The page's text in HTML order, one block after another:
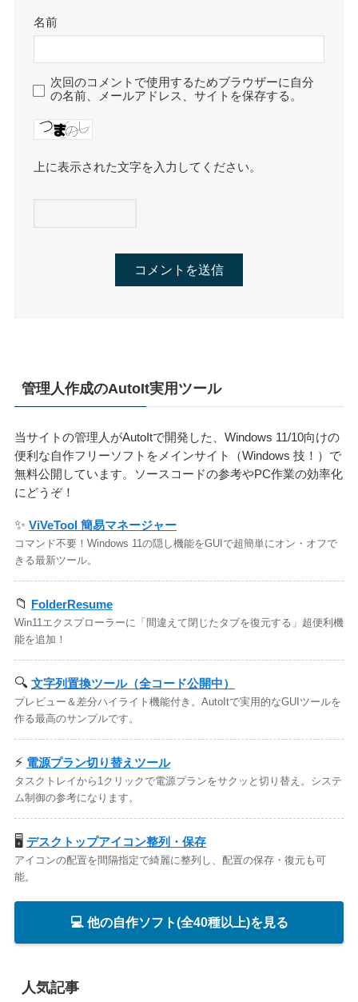
名前
次回のコメントで使用するためブラウザーに自分
の名前、メールアドレス、サイトを保存する。
上に表示された文字を入力してください。
管理人作成のAutoIt実用ツール
当サイトの管理人がAutoItで開発した、Windows 11/10向けの
便利な自作フリーソフトをメインサイト（Windows 技！）で
無料公開しています。ソースコードの参考やPC作業の効率化
にどうぞ！
✨ ViVeTool 簡易マネージャー
コマンド不要！Windows 11の隠し機能をGUIで超簡単にオン・オフで
きる最新ツール。
📁 FolderResume
Win11エクスプローラーに「間違えて閉じたタブを復元する」超便利機
能を追加！
🔍 文字列置換ツール（全コード公開中）
プレビュー＆差分ハイライト機能付き。AutoItで実用的なGUIツールを
作る最高のサンプルです。
⚡ 電源プラン切り替えツール
タスクトレイから1クリックで電源プランをサクッと切り替え。システ
ム制御の参考になります。
🖥️ デスクトップアイコン整列・保存
アイコンの配置を間隔指定で綺麗に整列し、配置の保存・復元も可
能。
💻 他の自作ソフト(全40種以上)を見る
人気記事